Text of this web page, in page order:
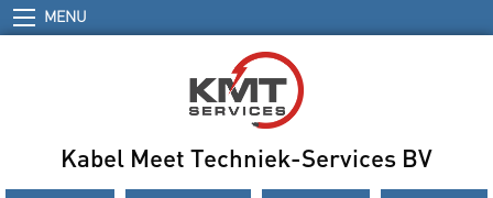
MENU
Kabel Meet Techniek-Services BV